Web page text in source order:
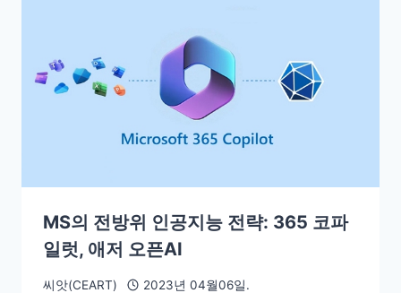
MS의 전방위 인공지능 전략: 365 코파
일럿, 애저 오픈AI
씨앗(CEART) 2023년 04월06일.